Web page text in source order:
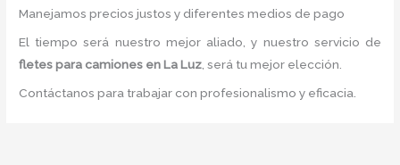
Manejamos precios justos y diferentes medios de pago
El tiempo será nuestro mejor aliado, y nuestro servicio de
fletes para camiones en La Luz, será tu mejor elección.
Contáctanos para trabajar con profesionalismo y eficacia.